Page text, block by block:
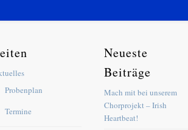
Probenplan
Termine
Neueste
Beiträge
Mach mit bei unserem
Chorprojekt – Irish
Heartbeat!